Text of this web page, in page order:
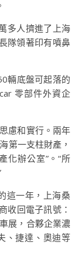
多人擠進了上海
隊領著印有噴鼻
輛底盤可起落的
零部件外資企
思慮和實行。兩年
第一支柱財產，
化辦公室”。“所
這一年，上海桑
收回電子訊號：
展，合夥企業濃
、捷達、奧迪等